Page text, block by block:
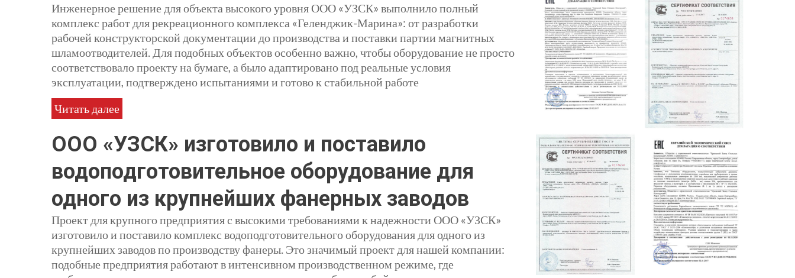
Инженерное решение для объекта высокого уровня ООО «УЗСК» выполнило полный
комплекс работ для рекреационного комплекса «Геленджик-Марина»: от разработки
рабочей конструкторской документации до производства и поставки партии магнитных
шламоотводителей. Для подобных объектов особенно важно, чтобы оборудование не просто
соответствовало проекту на бумаге, а было адаптировано под реальные условия
эксплуатации, подтверждено испытаниями и готово к стабильной работе
Читать далее
ООО «УЗСК» изготовило и поставило
водоподготовительное оборудование для
одного из крупнейших фанерных заводов
Проект для крупного предприятия с высокими требованиями к надежности ООО «УЗСК»
изготовило и поставило комплекс водоподготовительного оборудования для одного из
крупнейших заводов по производству фанеры. Это значимый проект для нашей компании:
подобные предприятия работают в интенсивном производственном режиме, где